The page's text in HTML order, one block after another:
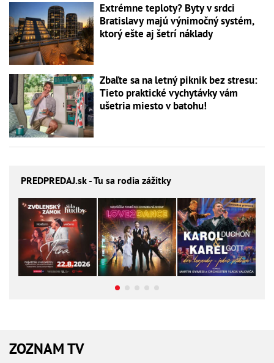
Extrémne teploty? Byty v srdci
Bratislavy majú výnimočný systém,
ktorý ešte aj šetrí náklady
Zbaľte sa na letný piknik bez stresu:
Tieto praktické vychytávky vám
ušetria miesto v batohu!
PREDPREDAJ.sk - Tu sa rodia zážitky
ZOZNAM TV